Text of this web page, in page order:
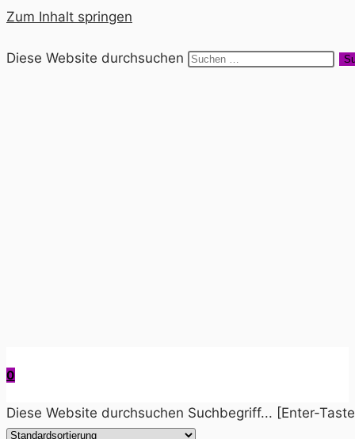
Zum Inhalt springen
Diese Website durchsuchen
0
Diese Website durchsuchen Suchbegriff... [Enter-